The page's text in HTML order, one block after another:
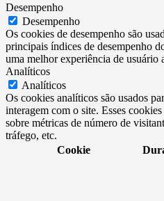
Desempenho
Desempenho
Os cookies de desempenho são
principais índices de desempenho
uma melhor experiência de usuário
Analíticos
Analíticos
Os cookies analíticos são usados
interagem com o site. Esses
sobre métricas de número de
tráfego, etc.
Cookie